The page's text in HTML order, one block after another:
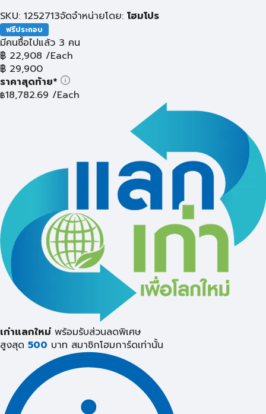
SKU: 1252713จัดจำหน่ายโดย: โฮมโปร
ฟรีประกอบ
มีคนซื้อไปแล้ว 3 คน
฿ 22,908 /Each
฿ 29,900
ราคาสุดท้าย*
฿18,782.69 /Each
เก่าแลกใหม่ พร้อมรับส่วนลดพิเศษ
สูงสุด 500 บาท สมาชิกโฮมการ์ดเท่านั้น